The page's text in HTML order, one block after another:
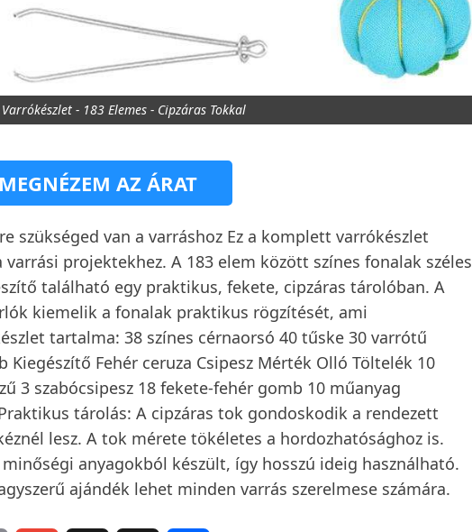
- 183 Elemes - Cipzáras Tokkal
MEGNÉZEM AZ ÁRAT
szükséged van a varráshoz Ez a komplett varrókészlet
projektekhez. A 183 elem között színes fonalak széles
található egy praktikus, fekete, cipzáras tárolóban. A
kiemelik a fonalak praktikus rögzítését, ami
tartalma: 38 színes cérnaorsó 40 tűske 30 varrótű
Fehér ceruza Csipesz Mérték Olló Töltelék 10
3 szabócsipesz 18 fekete-fehér gomb 10 műanyag
tárolás: A cipzáras tok gondoskodik a rendezett
lesz. A tok mérete tökéletes a hordozhatósághoz is.
anyagokból készült, így hosszú ideig használható.
ajándék lehet minden varrás szerelmese számára.